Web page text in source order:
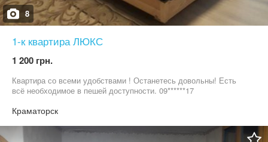
8
1-к квартира ЛЮКС
1 200 грн.
Квартира со всеми удобствами ! Останетесь довольны! Есть
всё необходимое в пешей доступности. 09******17
Краматорск